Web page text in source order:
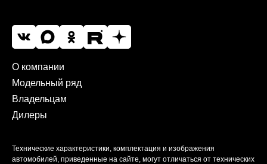
О компании
Модельный ряд
Владельцам
Дилеры
Технические характеристики, комплектация и изображения
автомобилей, приведенные на сайте, могут отличаться от технических